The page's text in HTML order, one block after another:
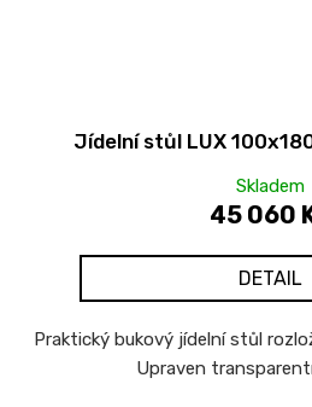
Jídelní stůl LUX
Skladem
45 060
DETAIL
Praktický bukový jídelní stůl
Upraven